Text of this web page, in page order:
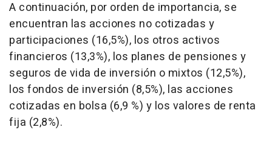
A continuación, por orden de importancia, se
encuentran las acciones no cotizadas y
participaciones (16,5%), los otros activos
financieros (13,3%), los planes de pensiones y
seguros de vida de inversión o mixtos (12,5%),
los fondos de inversión (8,5%), las acciones
cotizadas en bolsa (6,9 %) y los valores de renta
fija (2,8%).